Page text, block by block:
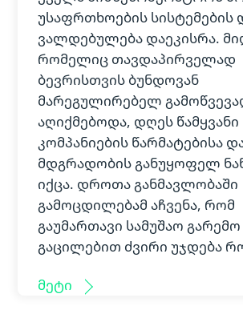
უსაფრთხოების სისტემების
ვალდებულება დაეკისრა.
რომელიც თავდაპირველად
ბევრისთვის ბუნდოვან
მარეგულირებელ
აღიქმებოდა, დღეს წამყვანი
კომპანიების წარმატებისა
მდგრადობის განუყოფელ
იქცა. დროთა განმავლობაში
გამოცდილებამ აჩვენა, რომ
გაუმართავი სამუშაო გარემო
გაცილებით ძვირი უჯდება
მეტი